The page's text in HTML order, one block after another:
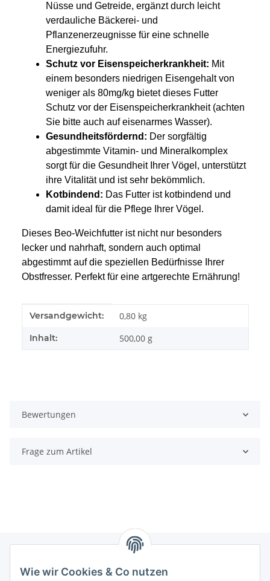
Wie wir Cookies & Co nutzen
Nüsse und Getreide, ergänzt durch leicht
verdauliche Bäckerei- und
Pflanzenerzeugnisse für eine schnelle
Energiezufuhr.
Schutz vor Eisenspeicherkrankheit: Mit
einem besonders niedrigen Eisengehalt von
weniger als 80mg/kg bietet dieses Futter
Schutz vor der Eisenspeicherkrankheit (achten
Sie bitte auch auf eisenarmes Wasser).
Gesundheitsfördernd: Der sorgfältig
abgestimmte Vitamin- und Mineralkomplex
sorgt für die Gesundheit Ihrer Vögel, unterstützt
ihre Vitalität und ist sehr bekömmlich.
Kotbindend: Das Futter ist kotbindend und
damit ideal für die Pflege Ihrer Vögel.
Dieses Beo-Weichfutter ist nicht nur besonders
lecker und nahrhaft, sondern auch optimal
abgestimmt auf die speziellen Bedürfnisse Ihrer
Obstfresser. Perfekt für eine artgerechte Ernährung!
Produkteigenschaft
Wert
Versandgewicht: 0,80 kg
Inhalt: 500,00 g
Bewertungen
Frage zum Artikel
Informationen